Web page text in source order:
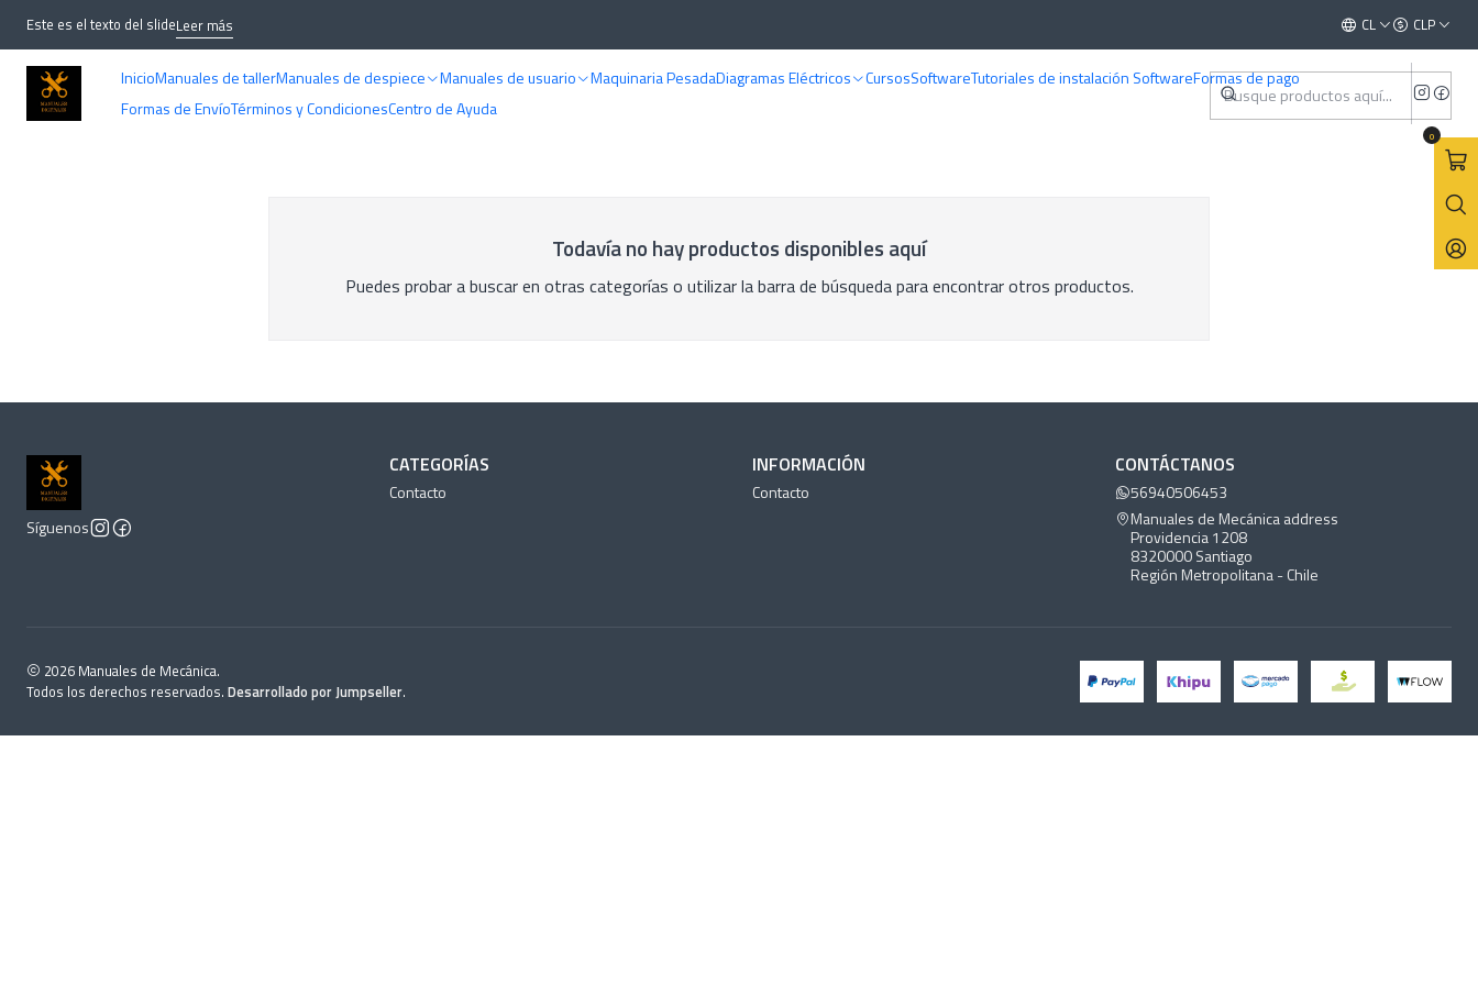
InicioManuales de tallerManuales de despiece Manuales de usuario Maquinaria PesadaDiagramas Eléctricos CursosSoftwareTutoriales de instalación SoftwareFormas de pago
Formas de EnvíoTérminos y CondicionesCentro de Ayuda
0
Este es el texto del slideLeer más CL CLP
SAME
Todavía no hay productos disponibles aquí
Puedes probar a buscar en otras categorías o utilizar la barra de búsqueda para encontrar otros productos.
Síguenos
CATEGORÍAS
Contacto
INFORMACIÓN
Contacto
CONTÁCTANOS
56940506453
Manuales de Mecánica address
Providencia 1208
8320000 Santiago
Región Metropolitana - Chile
2026 Manuales de Mecánica.
Todos los derechos reservados. Desarrollado por Jumpseller.